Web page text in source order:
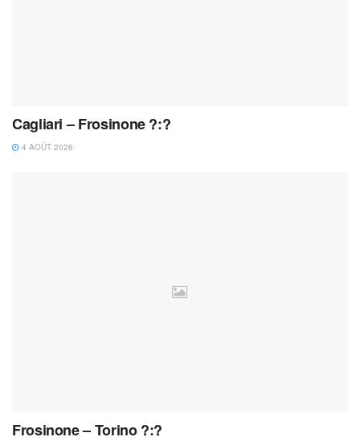
Cagliari – Frosinone ?:?
4 AOÛT 2026
Frosinone – Torino ?:?